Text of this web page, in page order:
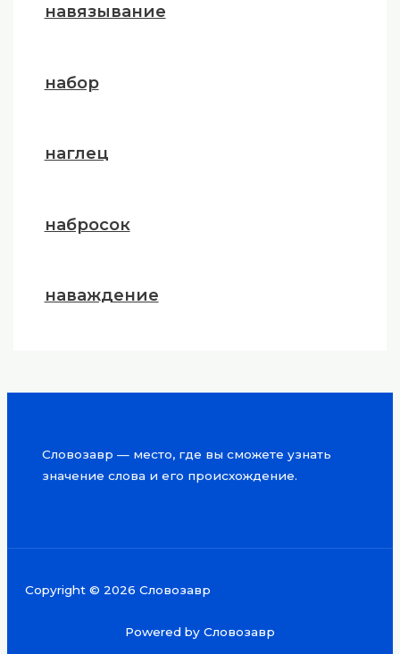
навязывание
набор
наглец
набросок
наваждение
Словозавр — место, где вы сможете узнать
значение слова и его происхождение.
Copyright © 2026 Словозавр
Powered by Словозавр